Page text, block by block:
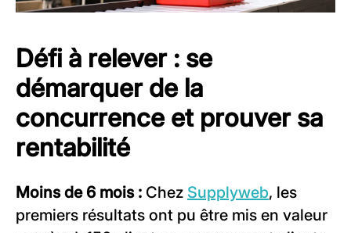
Défi à relever : se
démarquer de la
concurrence et prouver sa
rentabilité
Moins de 6 mois : Chez Supplyweb, les
premiers résultats ont pu être mis en valeur